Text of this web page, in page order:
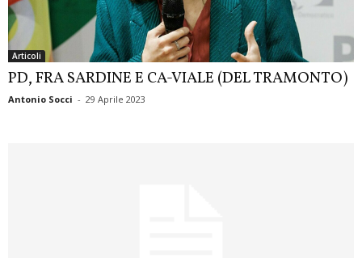
Articoli
PD, FRA SARDINE E CA-VIALE (DEL TRAMONTO)
Antonio Socci - 29 Aprile 2023